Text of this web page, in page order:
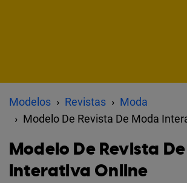
Modelos Revistas
Moda
Modelo De Revista De Moda
Modelo De Revista
Interativa Online